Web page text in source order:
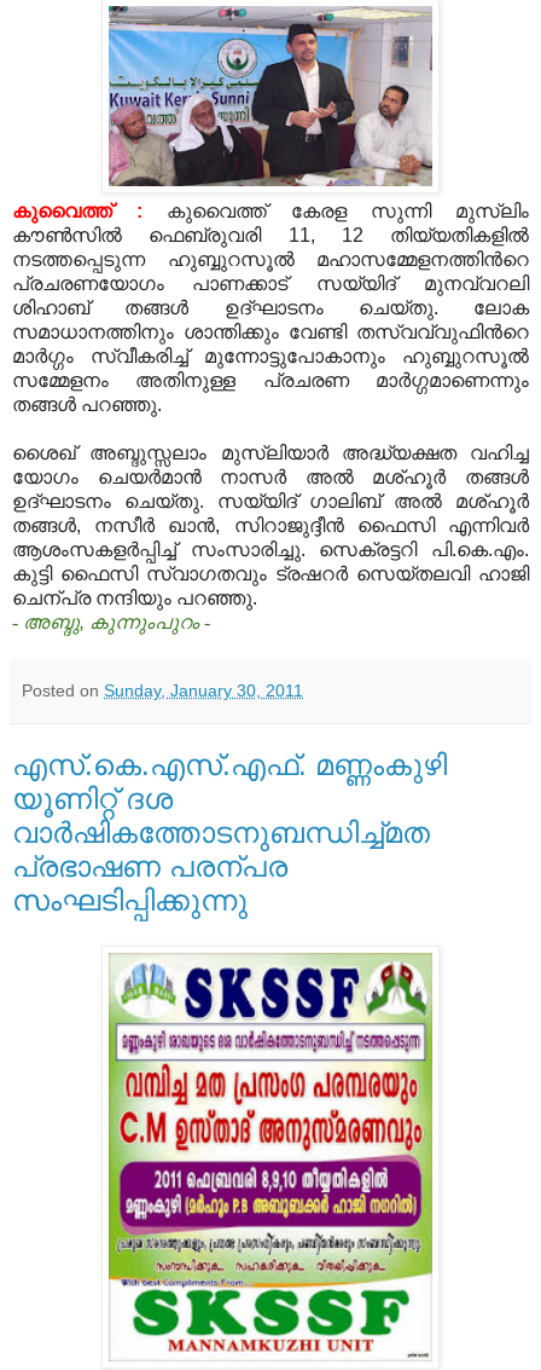
കുവൈത്ത് : കുവൈത്ത് കേരള സുന്നി മുസ്‍ലിം
കൗണ്‍സില്‍ ഫെബ്രുവരി 11, 12 തിയ്യതികളില്‍
നടത്തപ്പെടുന്ന ഹുബ്ബുറസൂല്‍ മഹാസമ്മേളനത്തിന്‍റെ
പ്രചരണയോഗം പാണക്കാട് സയ്യിദ് മുനവ്വറലി
ശിഹാബ് തങ്ങള്‍ ഉദ്ഘാടനം ചെയ്തു. ലോക
സമാധാനത്തിനും ശാന്തിക്കും വേണ്ടി തസ്വവ്വുഫിന്‍റെ
മാര്‍ഗ്ഗം സ്വീകരിച്ച് മുന്നോട്ടുപോകാനും ഹുബ്ബുറസൂല്‍
സമ്മേളനം അതിനുള്ള പ്രചരണ മാര്‍ഗ്ഗമാണെന്നും
തങ്ങള്‍ പറഞ്ഞു.
ശൈഖ് അബ്ദുസ്സലാം മുസ്‍ലിയാര്‍ അദ്ധ്യക്ഷത വഹിച്ച
യോഗം ചെയര്‍മാന്‍ നാസര്‍ അല്‍ മശ്ഹൂര്‍ തങ്ങള്‍
ഉദ്ഘാടനം ചെയ്തു. സയ്യിദ് ഗാലിബ് അല്‍ മശ്ഹൂര്‍
തങ്ങള്‍, നസീര്‍ ഖാന്‍, സിറാജുദ്ദീന്‍ ഫൈസി എന്നിവര്‍
ആശംസകളര്‍പ്പിച്ച് സംസാരിച്ചു. സെക്രട്ടറി പി.കെ.എം.
കുട്ടി ഫൈസി സ്വാഗതവും ട്രഷറര്‍ സെയ്തലവി ഹാജി
ചെന്പ്ര നന്ദിയും പറഞ്ഞു.
- അബ്ദു, കുന്നുംപുറം -
Posted on Sunday, January 30, 2011
എസ്.കെ.എസ്.എഫ്. മണ്ണംകുഴി
യൂണിറ്റ് ദശ
വാര്‍ഷികത്തോടനുബന്ധിച്ച്മത
പ്രഭാഷണ പരന്പര
സംഘടിപ്പിക്കുന്നു